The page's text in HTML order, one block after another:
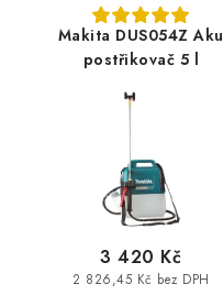
Makita DUS054Z Aku
postřikovač 5 l
2 826,45 Kč bez DPH
3 420 Kč